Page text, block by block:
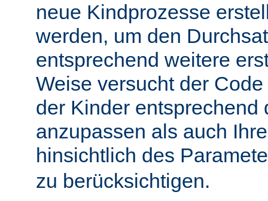
neue Kindprozesse
werden, um den
entsprechend weitere
Weise versucht der
der Kinder entsprechend
anzupassen als auch
hinsichtlich des
zu berücksichtigen.